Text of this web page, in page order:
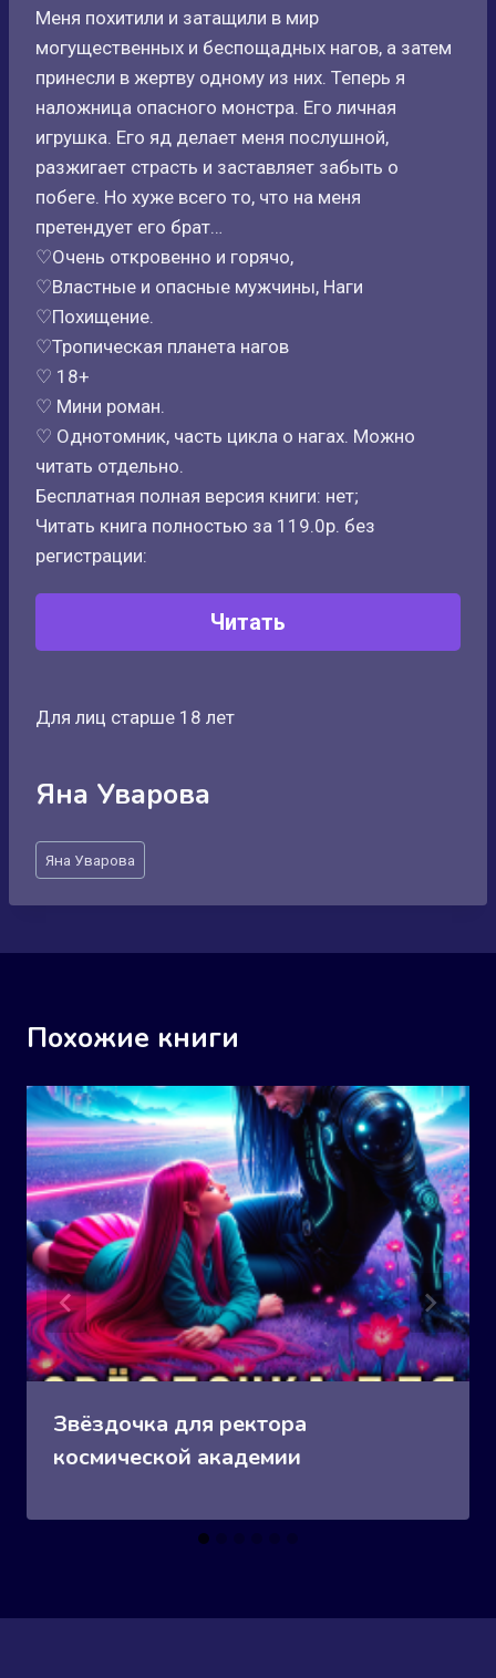
Меня похитили и затащили в мир
могущественных и беспощадных нагов, а затем
принесли в жертву одному из них. Теперь я
наложница опасного монстра. Его личная
игрушка. Его яд делает меня послушной,
разжигает страсть и заставляет забыть о
побеге. Но хуже всего то, что на меня
претендует его брат…
♡Очень откровенно и горячо,
♡Властные и опасные мужчины, Наги
♡Похищение.
♡Тропическая планета нагов
♡ 18+
♡ Мини роман.
♡ Однотомник, часть цикла о нагах. Можно
читать отдельно.
Бесплатная полная версия книги: нет;
Читать книга полностью за 119.0р. без
регистрации:
Читать
Для лиц старше 18 лет
Яна Уварова
Метки
записи:
Яна Уварова
Похожие книги
Звёздочка для ректора
космической академии